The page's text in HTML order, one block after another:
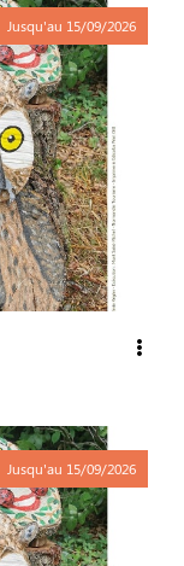
Jusqu'au 15/09/2026
Jusqu'au 15/09/2026